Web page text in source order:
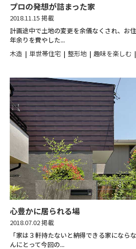
プロの発想が詰まった家
2018.11.15 掲載
計画途中で土地の変更を余儀なくされ、お
年余りを費やした...
木造
単世帯住宅 整形地 趣味を楽しむ
心豊かに居られる場
2018.07.02 掲載
「家は３軒持たないと納得できる家になら
んにとって今回の...